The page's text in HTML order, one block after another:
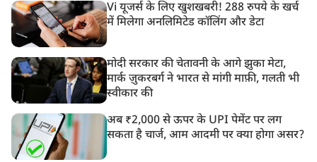
Vi यूजर्स के लिए खुशखबरी! 288 रुपये के खर्च
में मिलेगा अनलिमिटेड कॉलिंग और डेटा
मोदी सरकार की चेतावनी के आगे झुका मेटा,
मार्क ज़ुकरबर्ग ने भारत से मांगी माफ़ी, गलती भी
स्वीकार की
अब ₹2,000 से ऊपर के UPI पेमेंट पर लग
सकता है चार्ज, आम आदमी पर क्या होगा असर?